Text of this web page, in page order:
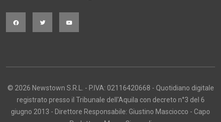
© 2026 Newstown S.R.L. - P.IVA: 02116420668 - Quotidiano digitale
registrato presso il Tribunale dell'Aquila con decreto n°3 del 6
giugno 2013 - Direttore Responsabile: Giustino Masciocco - Capo